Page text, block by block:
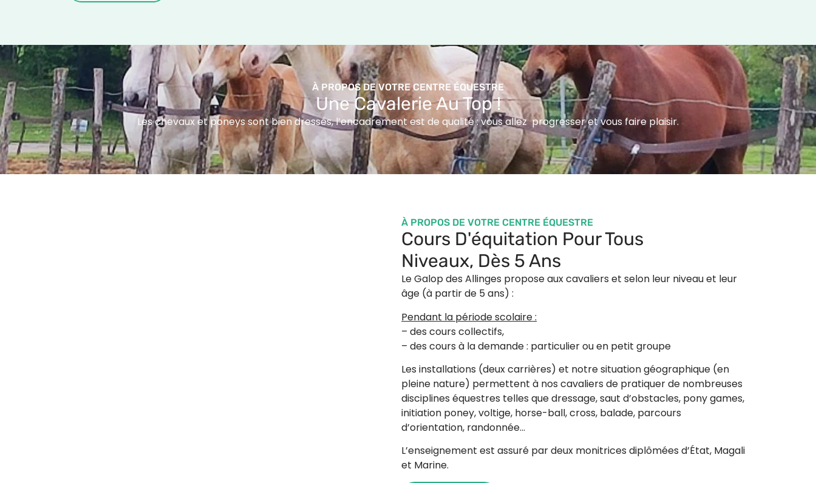
À PROPOS DE VOTRE CENTRE ÉQUESTRE
Une Cavalerie Au Top !
Les chevaux et poneys sont bien dressés, l’encadrement est de qualité : vous allez progresser et vous faire plaisir.
À PROPOS DE VOTRE CENTRE ÉQUESTRE
Cours D'équitation Pour Tous
Niveaux, Dès 5 Ans
Le Galop des Allinges propose aux cavaliers et selon leur niveau et leur
âge (à partir de 5 ans) :
Pendant la période scolaire:
– des cours collectifs,
– des cours à la demande : particulier ou en petit groupe
Les installations (deux carrières) et notre situation géographique (en
pleine nature) permettent à nos cavaliers de pratiquer de nombreuses
disciplines équestres telles que dressage, saut d’obstacles, pony games,
initiation poney, voltige, horse-ball, cross, balade, parcours
d’orientation, randonnée…
L’enseignement est assuré par deux monitrices diplômées d’État, Magali
et Marine.